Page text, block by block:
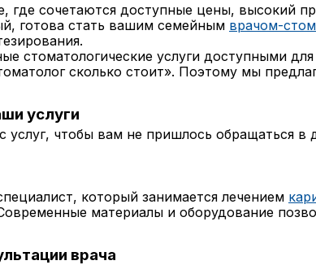
сочетаются доступные цены, высокий
готова стать вашим семейным врачом-
стоматологические услуги доступными
сколько стоит». Поэтому мы
услуги
услуг, чтобы вам не пришлось обращаться
который занимается лечением
материалы и оборудование
врача